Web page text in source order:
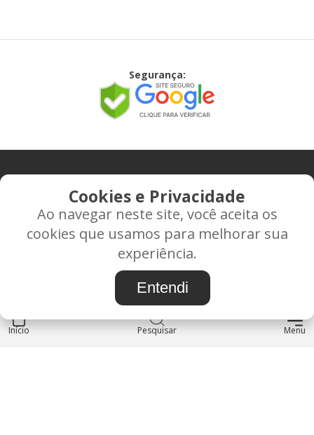
Início Pesquisar Menu
Segurança:
CONTATO
Rua Alice Frateano Figueiredo, 11-44 - Vila Triagem -
BAURU/SP - CEP: 17.030-038
CNPJ: 37.022.538/0001-07
INSTITUCIONAL
Cookies e Privacidade
Ao navegar neste site, você aceita os
cookies que usamos para melhorar sua
experiência.
Entendi